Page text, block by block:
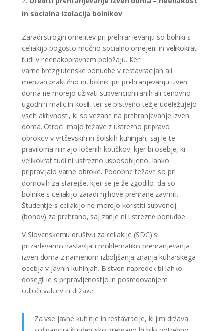
in socialna izolacija bolnikov
Zaradi strogih omejitev pri prehranjevanju so bolnki s
celiakijo pogosto močno socialno omejeni in velikokrat
tudi v neenakopravnem položaju. Ker
varne brezglutenske ponudbe v restavracijah ali
menzah praktično ni, bolniki pri prehranjevanju izven
doma ne morejo uživati subvencioniranih ali cenovno
ugodnih malic in kosil, ter se bistveno težje udeležujejo
vseh aktivnosti, ki so vezane na prehranjevanje izven
doma. Otroci imajo težave z ustrezno pripravo
obrokov v vrtčevskih in šolskih kuhinjah, saj le te
praviloma nimajo ločenih kotičkov, kjer bi osebje, ki
velikokrat tudi ni ustrezno usposobljeno, lahko
pripravljalo varne obroke. Podobne težave so pri
domovih za starejše, kjer se je že zgodilo, da so
bolnike s celiakijo zaradi njihove prehrane zavrnili.
Študentje s celiakijo ne morejo koristiti subvencij
(bonov) za prehrano, saj zanje ni ustrezne ponudbe.
V Slovenskemu društvu za celiakijo (SDC) si
prizadevamo naslavljati problematiko prehranjevanja
izven doma z namenom izboljšanja znanja kuharskega
osebja v javnih kuhinjah. Bistven napredek bi lahko
dosegli le s pripravljenostjo in posredovanjem
odločevalcev in države.
Za vse javne kuhinje in restavracije, ki jim država